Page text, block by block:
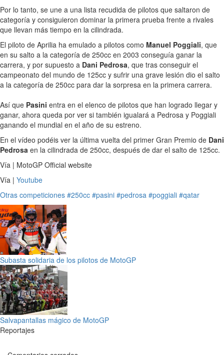
Por lo tanto, se une a una lista recudida de pilotos que saltaron de
categoría y consiguieron dominar la primera prueba frente a rivales
que llevan más tiempo en la cilindrada.
El piloto de Aprilia ha emulado a pilotos como Manuel Poggiali, que
en su salto a la categoría de 250cc en 2003 conseguía ganar la
carrera, y por supuesto a Dani Pedrosa, que tras conseguir el
campeonato del mundo de 125cc y sufrir una grave lesión dio el salto
a la categoría de 250cc para dar la sorpresa en la primera carrera.
Así que Pasini entra en el elenco de pilotos que han logrado llegar y
ganar, ahora queda por ver si también igualará a Pedrosa y Poggiali
ganando el mundial en el año de su estreno.
En el vídeo podéis ver la última vuelta del primer Gran Premio de Dani
Pedrosa en la cilindrada de 250cc, después de dar el salto de 125cc.
Vía | MotoGP Official website
Vía | Youtube
Otras competiciones #250cc #pasini #pedrosa #poggiali #qatar
Subasta solidaria de los pilotos de MotoGP
Salvapantallas mágico de MotoGP
Reportajes